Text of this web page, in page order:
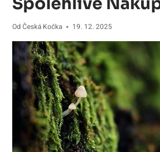
Od Česká Kočka 19. 12. 2025